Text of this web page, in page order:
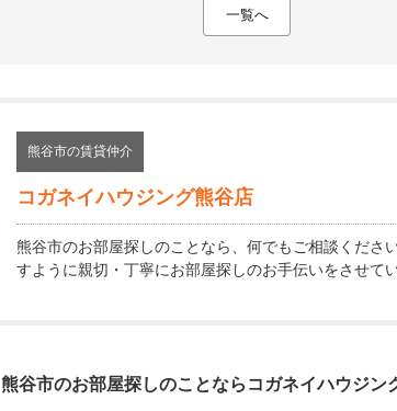
一覧へ
熊谷市の賃貸仲介
コガネイハウジング熊谷店
熊谷市のお部屋探しのことなら、何でもご相談くださ
すように親切・丁寧にお部屋探しのお手伝いをさせて
熊谷市のお部屋探しのことなら コガネイハウジン